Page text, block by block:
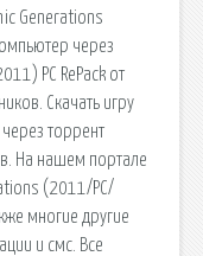
Generations
через
PC RePack от
Скачать игру
торрент
На нашем портале
(2011/PC/
многие другие
и смс. Все